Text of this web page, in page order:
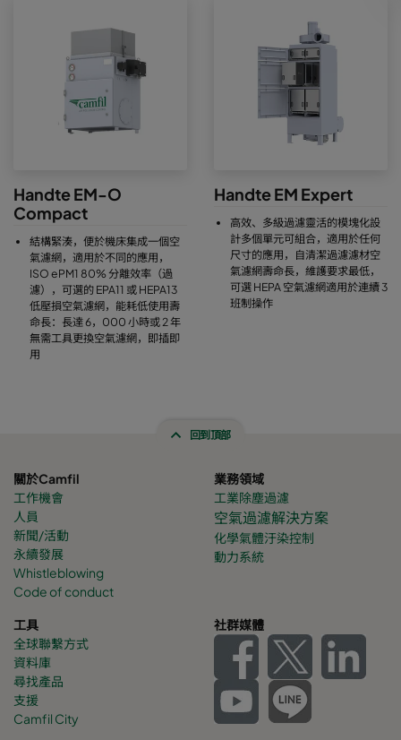
Handte EM-O
Compact
結構緊湊，便於機床集成一個空
氣濾網，適用於不同的應用，
ISO ePM1 80% 分離效率（過
濾），可選的 EPA11 或 HEPA13
低壓損空氣濾網，能耗低使用壽
命長：長達 6，000 小時或 2 年
無需工具更換空氣濾網，即插即
用
Handte EM Expert
高效、多級過濾靈活的模塊化設
計多個單元可組合，適用於任何
尺寸的應用，自清潔過濾濾材空
氣濾網壽命長，維護要求最低，
可選 HEPA 空氣濾網適用於連續 3
班制操作
回到頂部
關於Camfil
工作機會
人員
新聞/活動
永續發展
Whistleblowing
Code of conduct
業務領域
工業除塵過濾
空氣過濾解決方案
化學氣體汙染控制
動力系統
工具
全球聯繫方式
資料庫
尋找產品
支援
Camfil City
社群媒體